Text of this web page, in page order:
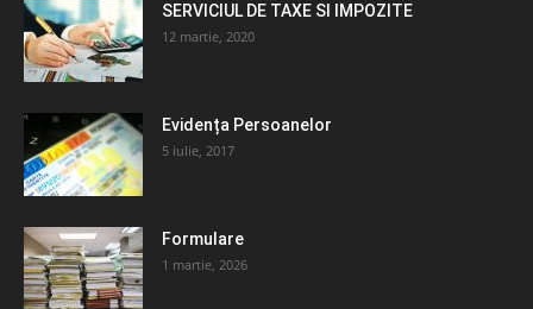
SERVICIUL DE TAXE SI IMPOZITE
12 martie, 2020
Evidența Persoanelor
5 iulie, 2017
Formulare
1 martie, 2026